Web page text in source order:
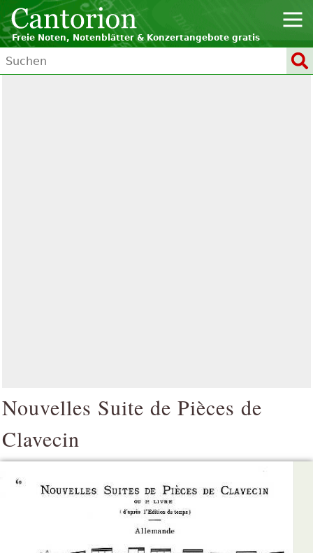
Freie Noten, Notenblätter & Konzertangebote gratis
Nouvelles Suite de Pièces de
Clavecin